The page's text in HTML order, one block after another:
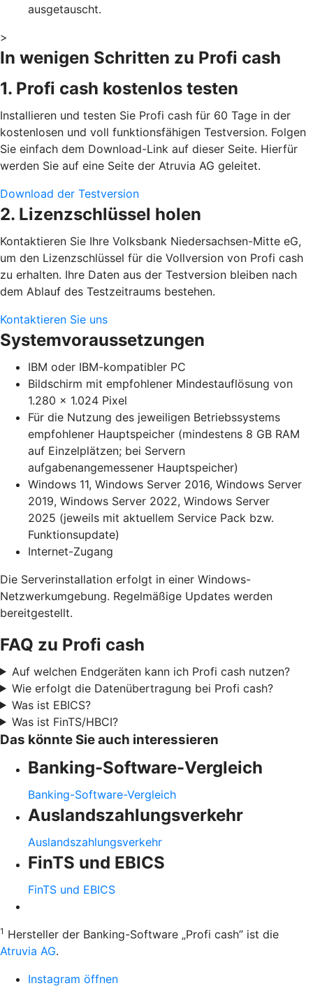
ausgetauscht.
>
In wenigen Schritten zu Profi cash
1. Profi cash kostenlos testen
Installieren und testen Sie Profi cash für 60 Tage in der
kostenlosen und voll funktionsfähigen Testversion. Folgen
Sie einfach dem Download-Link auf dieser Seite. Hierfür
werden Sie auf eine Seite der Atruvia AG geleitet.
Download der Testversion
2. Lizenzschlüssel holen
Kontaktieren Sie Ihre Volksbank Niedersachsen-Mitte eG,
um den Lizenzschlüssel für die Vollversion von Profi cash
zu erhalten. Ihre Daten aus der Testversion bleiben nach
dem Ablauf des Testzeitraums bestehen.
Kontaktieren Sie uns
Systemvoraussetzungen
IBM oder IBM-kompatibler PC
Bildschirm mit empfohlener Mindestauflösung von
1.280 x 1.024 Pixel
Für die Nutzung des jeweiligen Betriebssystems
empfohlener Hauptspeicher (mindestens 8 GB RAM
auf Einzelplätzen; bei Servern
aufgabenangemessener Hauptspeicher)
Windows 11, Windows Server 2016, Windows Server
2019, Windows Server 2022, Windows Server
2025 (jeweils mit aktuellem Service Pack bzw.
Funktionsupdate)
Internet-Zugang
Die Serverinstallation erfolgt in einer Windows-
Netzwerkumgebung. Regelmäßige Updates werden
bereitgestellt.
FAQ zu Profi cash
Auf welchen Endgeräten kann ich Profi cash nutzen?
Wie erfolgt die Datenübertragung bei Profi cash?
Was ist EBICS?
Was ist FinTS/HBCI?
Das könnte Sie auch interessieren
Banking-Software-Vergleich
Banking-Software-Vergleich
Auslandszahlungsverkehr
Auslandszahlungsverkehr
FinTS und EBICS
FinTS und EBICS
1 Hersteller der Banking-Software „Profi cash” ist die
Atruvia AG.
Instagram öffnen